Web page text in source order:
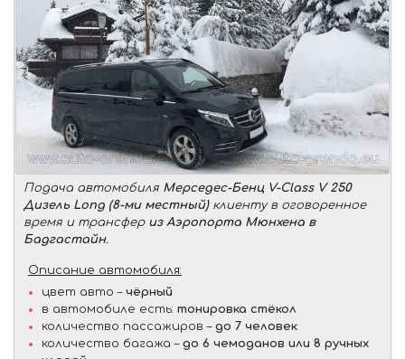
Подача автомобиля Мерседес-Бенц V-Class V 250
Дизель Long (8-ми местный)клиенту в оговоренное
время и трансфер из Аэропорта Мюнхена в
Бадгастайн.
Описание автомобиля:
цвет авто – чёрный
в автомобиле есть: тонировка стёкол
количество пассажиров – до 7 человек
количество багажа – до 6 чемоданов или 8 ручных